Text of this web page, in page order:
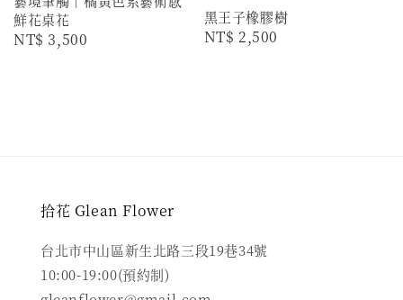
鮮花桌花
Regular
NT$ 3,500
黑王子橡膠樹
Regular
NT$ 2,500
拾花 Glean Flower
台北市中山區新生北路三段19巷34號
10:00-19:00(預約制)